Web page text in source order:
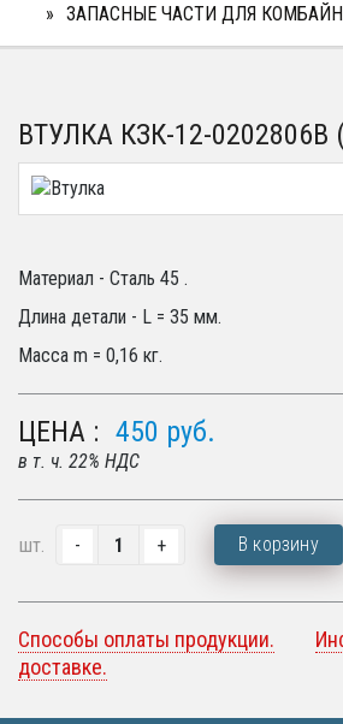
ЗАПАСНЫЕ ЧАСТИ ДЛЯ
ВТУЛКА КЗК-12-
Материал - Сталь 45 .
Длина детали - L = 35 мм.
Масса m = 0,16 кг.
ЦЕНА : 450 руб.
в т. ч. 22% НДС
шт. В корзину
Способы оплаты продукции.
доставке.